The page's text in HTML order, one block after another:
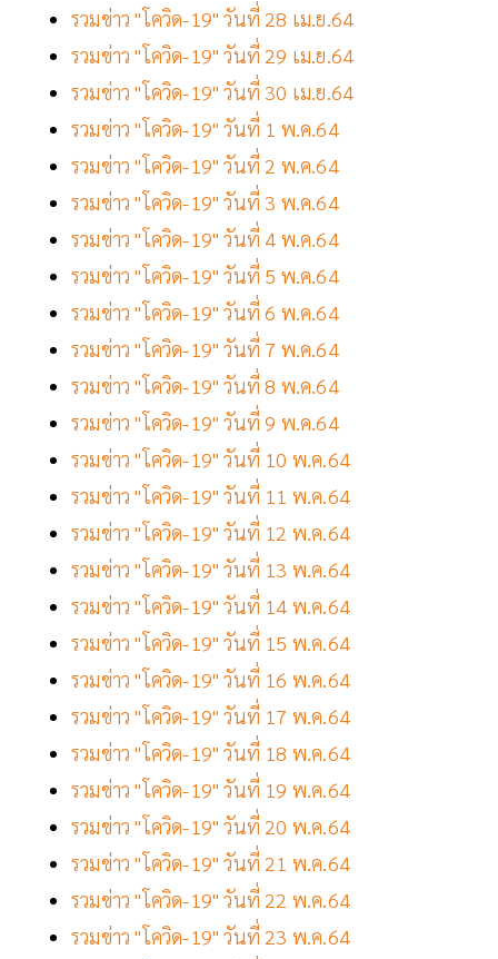
รวมข่าว "โควิด-19" วันที่ 28 เม.ย.64
รวมข่าว "โควิด-19" วันที่ 29 เม.ย.64
รวมข่าว "โควิด-19" วันที่ 30 เม.ย.64
รวมข่าว "โควิด-19" วันที่ 1 พ.ค.64
รวมข่าว "โควิด-19" วันที่ 2 พ.ค.64
รวมข่าว "โควิด-19" วันที่ 3 พ.ค.64
รวมข่าว "โควิด-19" วันที่ 4 พ.ค.64
รวมข่าว "โควิด-19" วันที่ 5 พ.ค.64
รวมข่าว "โควิด-19" วันที่ 6 พ.ค.64
รวมข่าว "โควิด-19" วันที่ 7 พ.ค.64
รวมข่าว "โควิด-19" วันที่ 8 พ.ค.64
รวมข่าว "โควิด-19" วันที่ 9 พ.ค.64
รวมข่าว "โควิด-19" วันที่ 10 พ.ค.64
รวมข่าว "โควิด-19" วันที่ 11 พ.ค.64
รวมข่าว "โควิด-19" วันที่ 12 พ.ค.64
รวมข่าว "โควิด-19" วันที่ 13 พ.ค.64
รวมข่าว "โควิด-19" วันที่ 14 พ.ค.64
รวมข่าว "โควิด-19" วันที่ 15 พ.ค.64
รวมข่าว "โควิด-19" วันที่ 16 พ.ค.64
รวมข่าว "โควิด-19" วันที่ 17 พ.ค.64
รวมข่าว "โควิด-19" วันที่ 18 พ.ค.64
รวมข่าว "โควิด-19" วันที่ 19 พ.ค.64
รวมข่าว "โควิด-19" วันที่ 20 พ.ค.64
รวมข่าว "โควิด-19" วันที่ 21 พ.ค.64
รวมข่าว "โควิด-19" วันที่ 22 พ.ค.64
รวมข่าว "โควิด-19" วันที่ 23 พ.ค.64